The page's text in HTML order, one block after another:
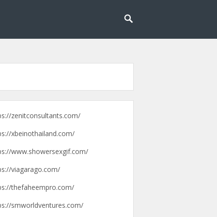
zenitconsultants.com/
xbeinothailand.com/
www.showersexgif.com/
viagarago.com/
thefaheempro.com/
smworldventures.com/